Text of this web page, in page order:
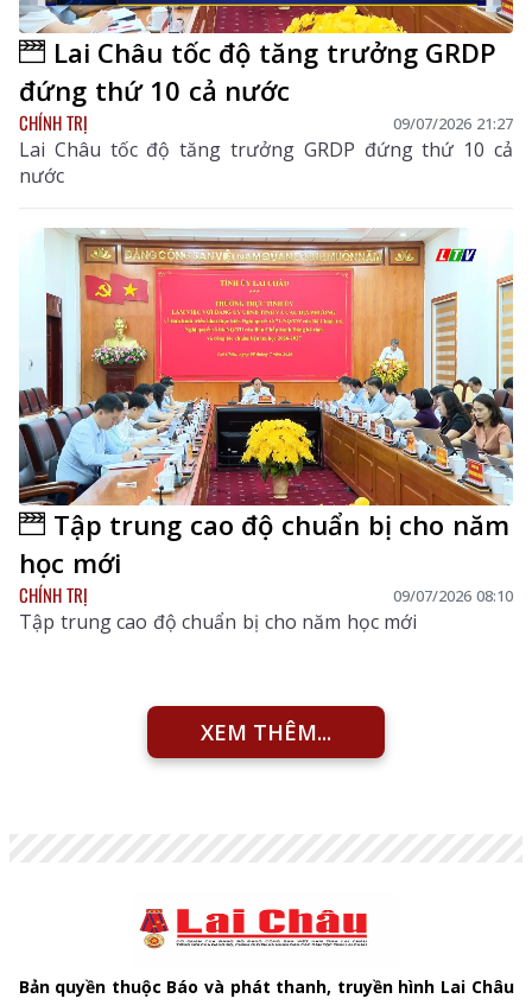
Lai Châu tốc độ tăng trưởng GRDP
đứng thứ 10 cả nước
CHÍNH TRỊ 09/07/2026 21:27
Lai Châu tốc độ tăng trưởng GRDP đứng thứ 10 cả
nước
Tập trung cao độ chuẩn bị cho năm
học mới
CHÍNH TRỊ 09/07/2026 08:10
Tập trung cao độ chuẩn bị cho năm học mới
XEM THÊM...
Bản quyền thuộc Báo và phát thanh, truyền hình Lai Châu